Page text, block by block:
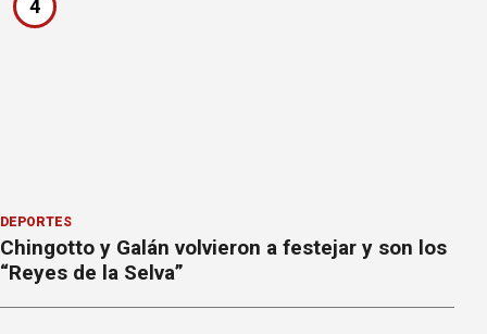
4
DEPORTES
Chingotto y Galán volvieron a festejar y son los
“Reyes de la Selva”